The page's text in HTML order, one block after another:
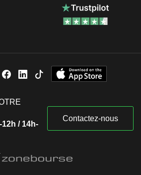
/ 14h-
Contactez-nous